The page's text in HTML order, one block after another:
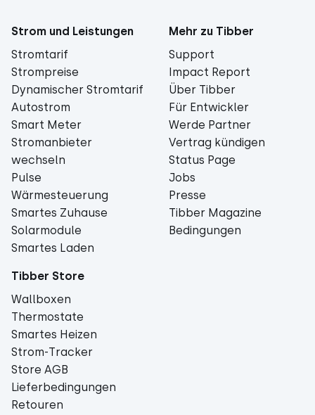
Strom und Leistungen
Stromtarif
Strompreise
Dynamischer Stromtarif
Autostrom
Smart Meter
Stromanbieter
wechseln
Pulse
Wärmesteuerung
Smartes Zuhause
Solarmodule
Smartes Laden
Mehr zu Tibber
Support
Impact Report
Über Tibber
Für Entwickler
Werde Partner
Vertrag kündigen
Status Page
Jobs
Presse
Tibber Magazine
Bedingungen
Tibber Store
Wallboxen
Thermostate
Smartes Heizen
Strom-Tracker
Store AGB
Lieferbedingungen
Retouren